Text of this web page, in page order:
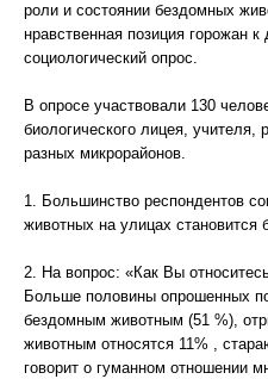
роли и состоянии бездомных
нравственная позиция горожан
социологический опрос.
В опросе участвовали 130
биологического лицея, учителя,
разных микрорайонов.
1. Большинство респондентов
животных на улицах становится
2. На вопрос: «Как Вы
Больше половины опрошенных
бездомным животным (51 %),
животным относятся 11% ,
говорит о гуманном отношении